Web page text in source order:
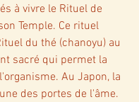
à vivre le Rituel de
Temple. Ce rituel
du thé (chanoyu) au
sacré qui permet la
Au Japon, la
des portes de l'âme.